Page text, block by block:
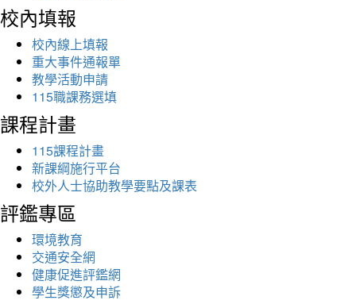
校內填報
校內線上填報
重大事件通報單
教學活動申請
115職課務選填
課程計畫
115課程計畫
新課綱施行平台
校外人士協助教學要點及課表
評鑑專區
環境教育
交通安全網
健康促進評鑑網
學生獎懲及申訴